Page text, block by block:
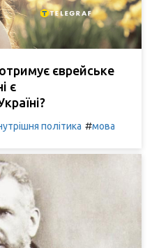
єврейське
є
політика #мова